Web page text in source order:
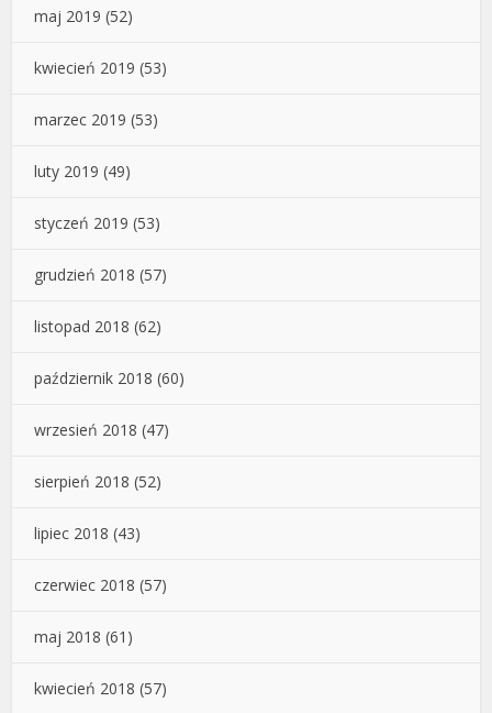
maj 2019 (52)
kwiecień 2019 (53)
marzec 2019 (53)
luty 2019 (49)
styczeń 2019 (53)
grudzień 2018 (57)
listopad 2018 (62)
październik 2018 (60)
wrzesień 2018 (47)
sierpień 2018 (52)
lipiec 2018 (43)
czerwiec 2018 (57)
maj 2018 (61)
kwiecień 2018 (57)